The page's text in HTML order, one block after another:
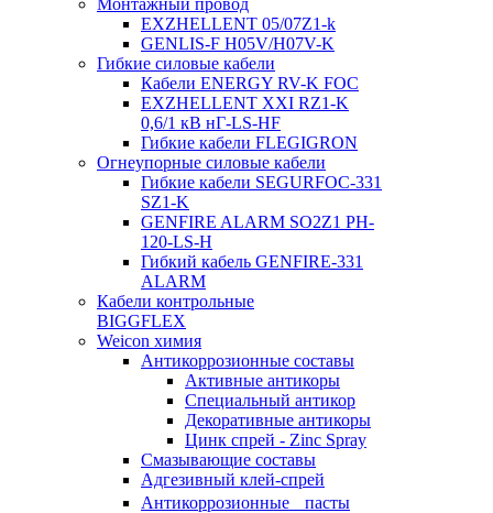
Монтажный провод
EXZHELLENT 05/07Z1-k
GENLIS-F Н05V/H07V-K
Гибкие силовые кабели
Кабели ENERGY RV-K FOC
EXZHELLENT XXI RZ1-K
0,6/1 кВ нГ-LS-HF
Гибкие кабели FLEGIGRON
Огнеупорные силовые кабели
Гибкие кабели SEGURFOC-331
SZ1-K
GENFIRE ALARM SO2Z1 PH-
120-LS-H
Гибкий кабель GENFIRE-331
ALARM
Кабели контрольные
BIGGFLEX
Weicon химия
Антикоррозионные составы
Активные антикоры
Специальный антикор
Декоративные антикоры
Цинк спрей - Zinc Spray
Смазывающие составы
Адгезивный клей-спрей
Антикоррозионные пасты